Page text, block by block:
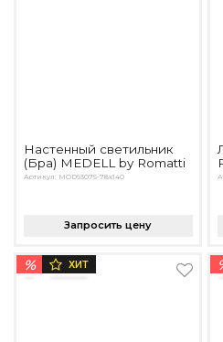
Настенный светильник
(Бра) MEDELL by Romatti
Артикул: MOD93075-78x140
Запросить цену
% ХИТ